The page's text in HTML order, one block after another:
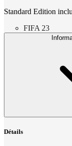
Standard Edition
FIFA 23
Détails